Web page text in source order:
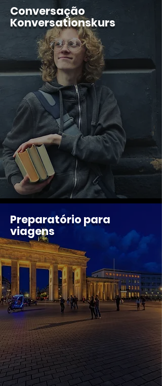
Conversação
Konversationskurs
Preparatório para
viagens